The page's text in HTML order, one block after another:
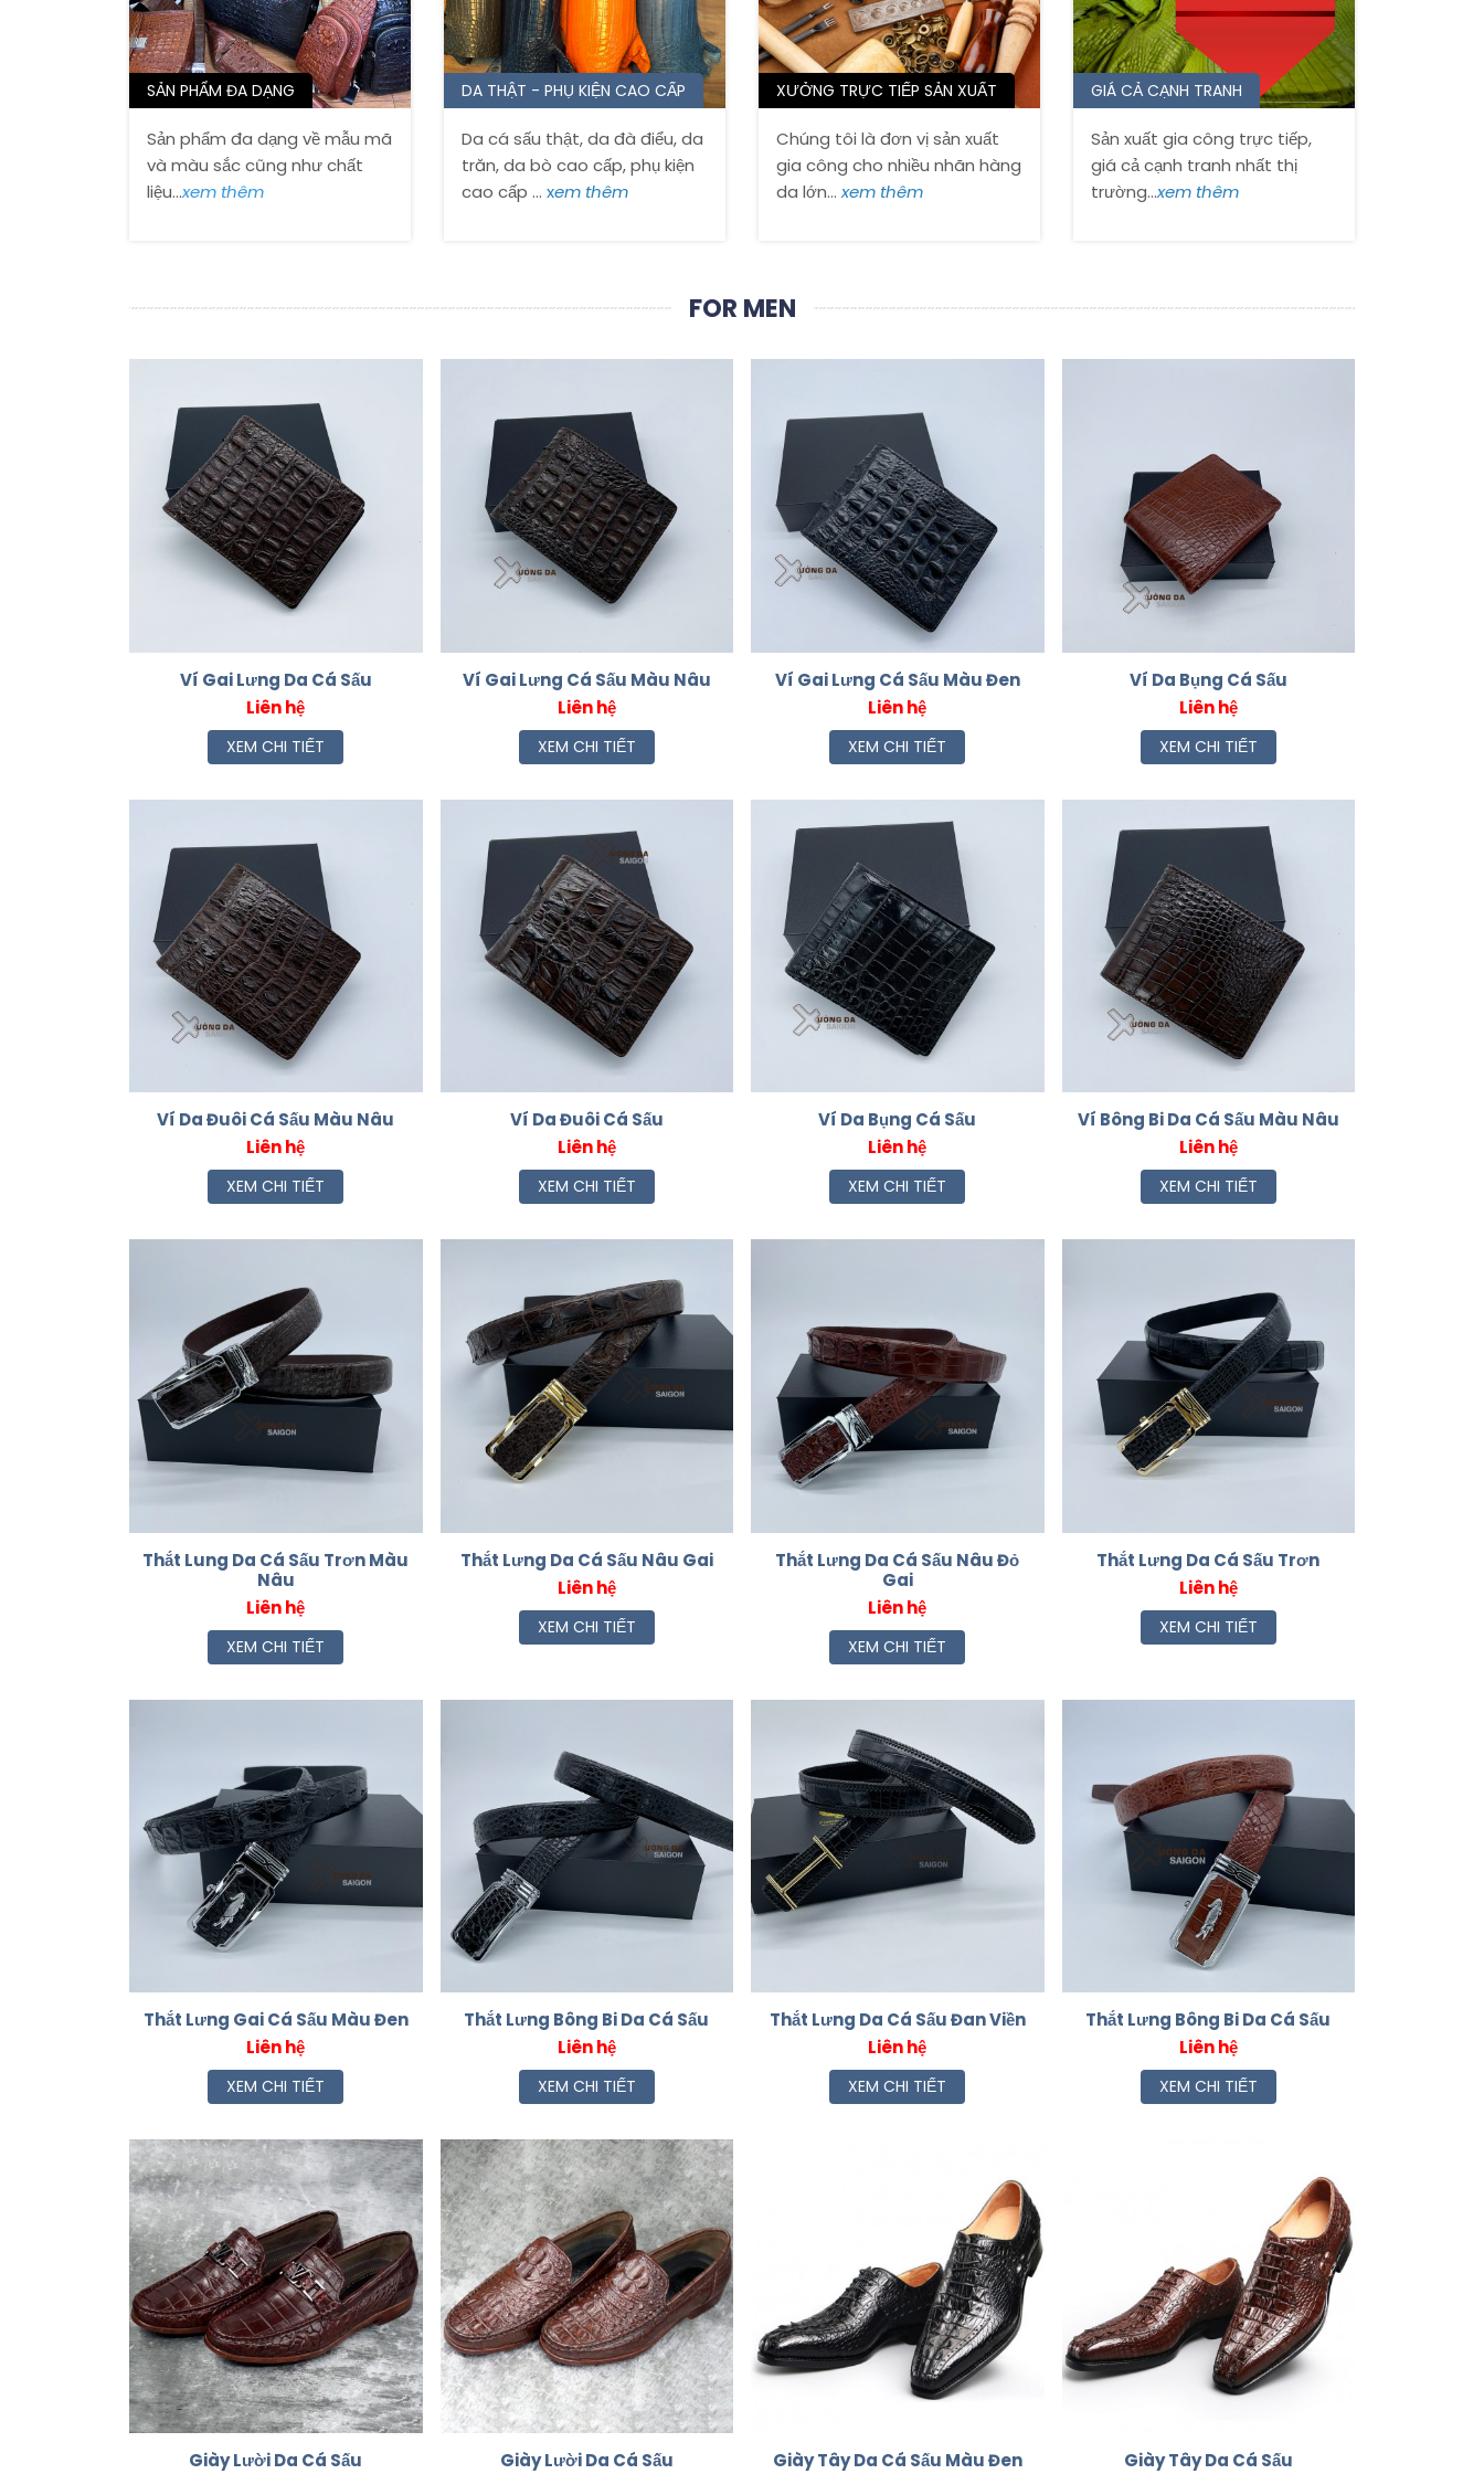
thuật trong vòng 2 - 5 năm.
Đội ngũ nhân viên giàu kinh nghiệm sẽ hướng
dẫn bạn cách nhận biết các loại da, tư vấn chọn
những dòng da chất lượng nhất để tạo nên
những sản phẩm tuyệt vời theo mong muốn
của bạn!
SẢN PHẨM ĐA DẠNG
Sản phẩm đa dạng về mẫu mã
và màu sắc cũng như chất
liệu...xem thêm
DA THẬT - PHỤ KIỆN CAO CẤP
Da cá sấu thật, da đà điểu, da
trăn, da bò cao cấp, phụ kiện
cao cấp ... xem thêm
XƯỞNG TRỰC TIẾP SẢN XUẤT
Chúng tôi là đơn vị sản xuất
gia công cho nhiều nhãn hàng
da lớn...xem thêm
GIÁ CẢ CẠNH TRANH
Sản xuất gia công trực tiếp,
giá cả cạnh tranh nhất thị
trường...xem thêm
FOR MEN
Ví Gai Lưng Da Cá Sấu
Liên hệ
XEM CHI TIẾT
Ví Gai Lưng Cá Sấu Màu Nâu
Liên hệ
XEM CHI TIẾT
Ví Gai Lưng Cá Sấu Màu Đen
Liên hệ
XEM CHI TIẾT
Ví Da Bụng Cá Sấu
Liên hệ
XEM CHI TIẾT
Ví Da Đuôi Cá Sấu Màu Nâu
Liên hệ
XEM CHI TIẾT
Ví Da Đuôi Cá Sấu
Liên hệ
XEM CHI TIẾT
Ví Da Bụng Cá Sấu
Liên hệ
XEM CHI TIẾT
Ví Bông Bi Da Cá Sấu Màu Nâu
Liên hệ
XEM CHI TIẾT
Thắt Lung Da Cá Sấu Trơn Màu
Nâu
Liên hệ
XEM CHI TIẾT
Thắt Lưng Da Cá Sấu Nâu Gai
Liên hệ
XEM CHI TIẾT
Thắt Lưng Da Cá Sấu Nâu Đỏ
Gai
Liên hệ
XEM CHI TIẾT
Thắt Lưng Da Cá Sấu Trơn
Liên hệ
XEM CHI TIẾT
Thắt Lưng Gai Cá Sấu Màu Đen
Liên hệ
XEM CHI TIẾT
Thắt Lưng Bông Bi Da Cá Sấu
Liên hệ
XEM CHI TIẾT
Thắt Lưng Da Cá Sấu Đan Viền
Liên hệ
XEM CHI TIẾT
Thắt Lưng Bông Bi Da Cá Sấu
Liên hệ
XEM CHI TIẾT
Giày Lười Da Cá Sấu Giày Lười Da Cá Sấu Giày Tây Da Cá Sấu Màu Đen Giày Tây Da Cá Sấu